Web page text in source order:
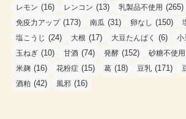
レモン (16) レンコン (13) 乳製品不使用 (265)
免疫力アップ(173) 南瓜 (31) 卵なし (150)
塩こうじ (24) 大根 (17) 大豆たんぱく (6) 小
玉ねぎ (10) 甘酒 (74) 発酵 (152) 砂糖不使用
米麹 (16) 花粉症 (15) 葛 (18) 豆乳 (171)
酒粕 (42) 風邪 (16)